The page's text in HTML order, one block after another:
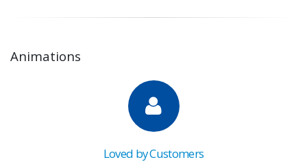
Animations
Loved by Customers